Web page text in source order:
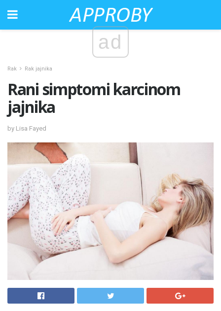
ad
Rak Rak jajnika
Rani simptomi karcinom
jajnika
by Lisa Fayed